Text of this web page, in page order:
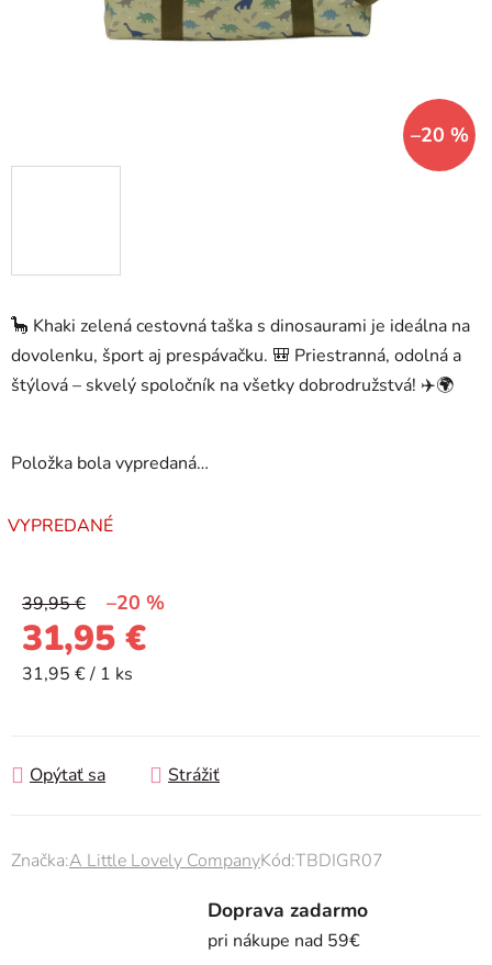
🦕 Khaki zelená cestovná taška s dinosaurami je ideálna na
dovolenku, šport aj prespávačku. 🎒 Priestranná, odolná a
štýlová – skvelý spoločník na všetky dobrodružstvá! ✈️🌍
Položka bola vypredaná…
VYPREDANÉ
39,95 € –20 %
31,95 €
Jednotková cena:
31,95 € / 1 ks
Opýtať sa Strážiť
Značka:A Little Lovely CompanyKód:TBDIGR07
–20 %
Doprava zadarmo
pri nákupe nad 59€